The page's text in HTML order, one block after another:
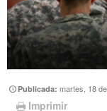
Publicada:martes, 18
Imprimir